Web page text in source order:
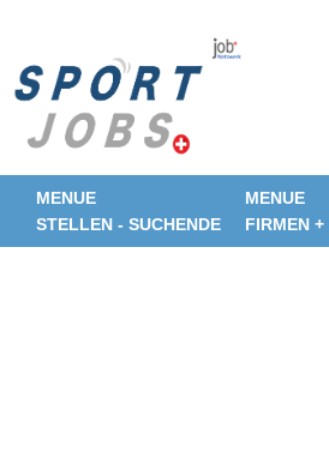
MENUE
STELLEN - SUCHENDE
MENUE
FIRMEN +